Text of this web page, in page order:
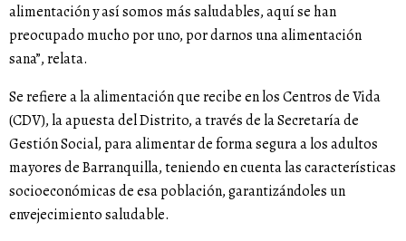
alimentación y así somos más saludables, aquí se han
preocupado mucho por uno, por darnos una alimentación
sana”, relata.
Se refiere a la alimentación que recibe en los Centros de Vida
(CDV), la apuesta del Distrito, a través de la Secretaría de
Gestión Social, para alimentar de forma segura a los adultos
mayores de Barranquilla, teniendo en cuenta las características
socioeconómicas de esa población, garantizándoles un
envejecimiento saludable.